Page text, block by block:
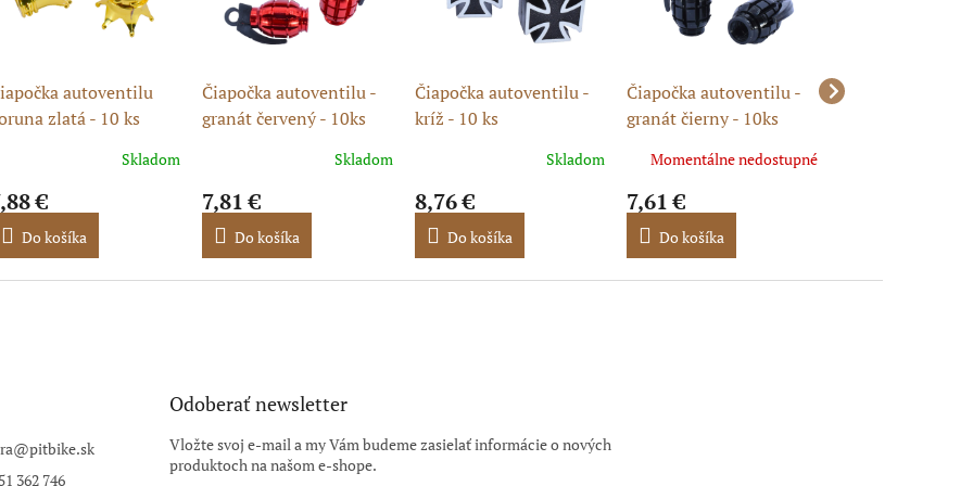
autoventilu
zlatá - 10 ks
Skladom
€
Do košíka
Čiapočka autoventilu -
granát červený - 10ks
Skladom
7,81 €
Do košíka
Čiapočka autoventilu -
kríž - 10 ks
Skladom
8,76 €
Do košíka
Čiapočka autoventilu -
granát čierny - 10ks
Momentálne nedostupné
7,61 €
Do košíka
Čiapočka
@pitbike.sk
362 746
Odoberať newsletter
Vložte svoj e-mail a my Vám budeme zasielať informácie o nových
produktoch na našom e-shope.